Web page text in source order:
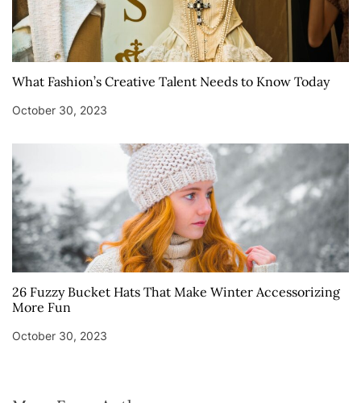
What Fashion’s Creative Talent Needs to Know Today
October 30, 2023
26 Fuzzy Bucket Hats That Make Winter Accessorizing
More Fun
October 30, 2023